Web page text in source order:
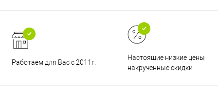
Работаем для Вас с 2011г.
Настоящие низкие цены и
накрученные скидки